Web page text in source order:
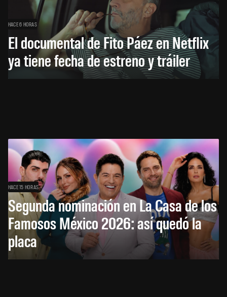
HACE 6 HORAS
El documental de Fito Páez en Netflix
ya tiene fecha de estreno y tráiler
HACE 15 HORAS
Segunda nominación en La Casa de los
Famosos México 2026: así quedó la
placa